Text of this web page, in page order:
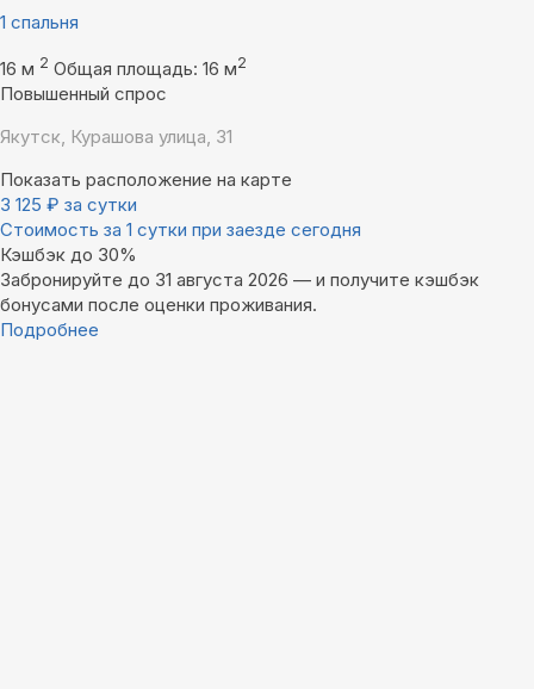
1 спальня
16 м 2 Общая площадь: 16 м2
Повышенный спрос
Якутск, Курашова улица, 31
Показать расположение на карте
3 125 ₽ за сутки
Стоимость за 1 сутки при заезде сегодня
Кэшбэк до 30%
Забронируйте до 31 августа 2026 — и получите кэшбэк
бонусами после оценки проживания.
Подробнее